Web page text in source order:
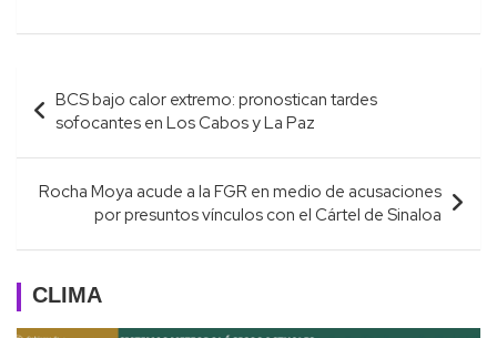
Navegación
de
entradas
BCS bajo calor extremo: pronostican tardes
sofocantes en Los Cabos y La Paz
Rocha Moya acude a la FGR en medio de acusaciones
por presuntos vínculos con el Cártel de Sinaloa
CLIMA